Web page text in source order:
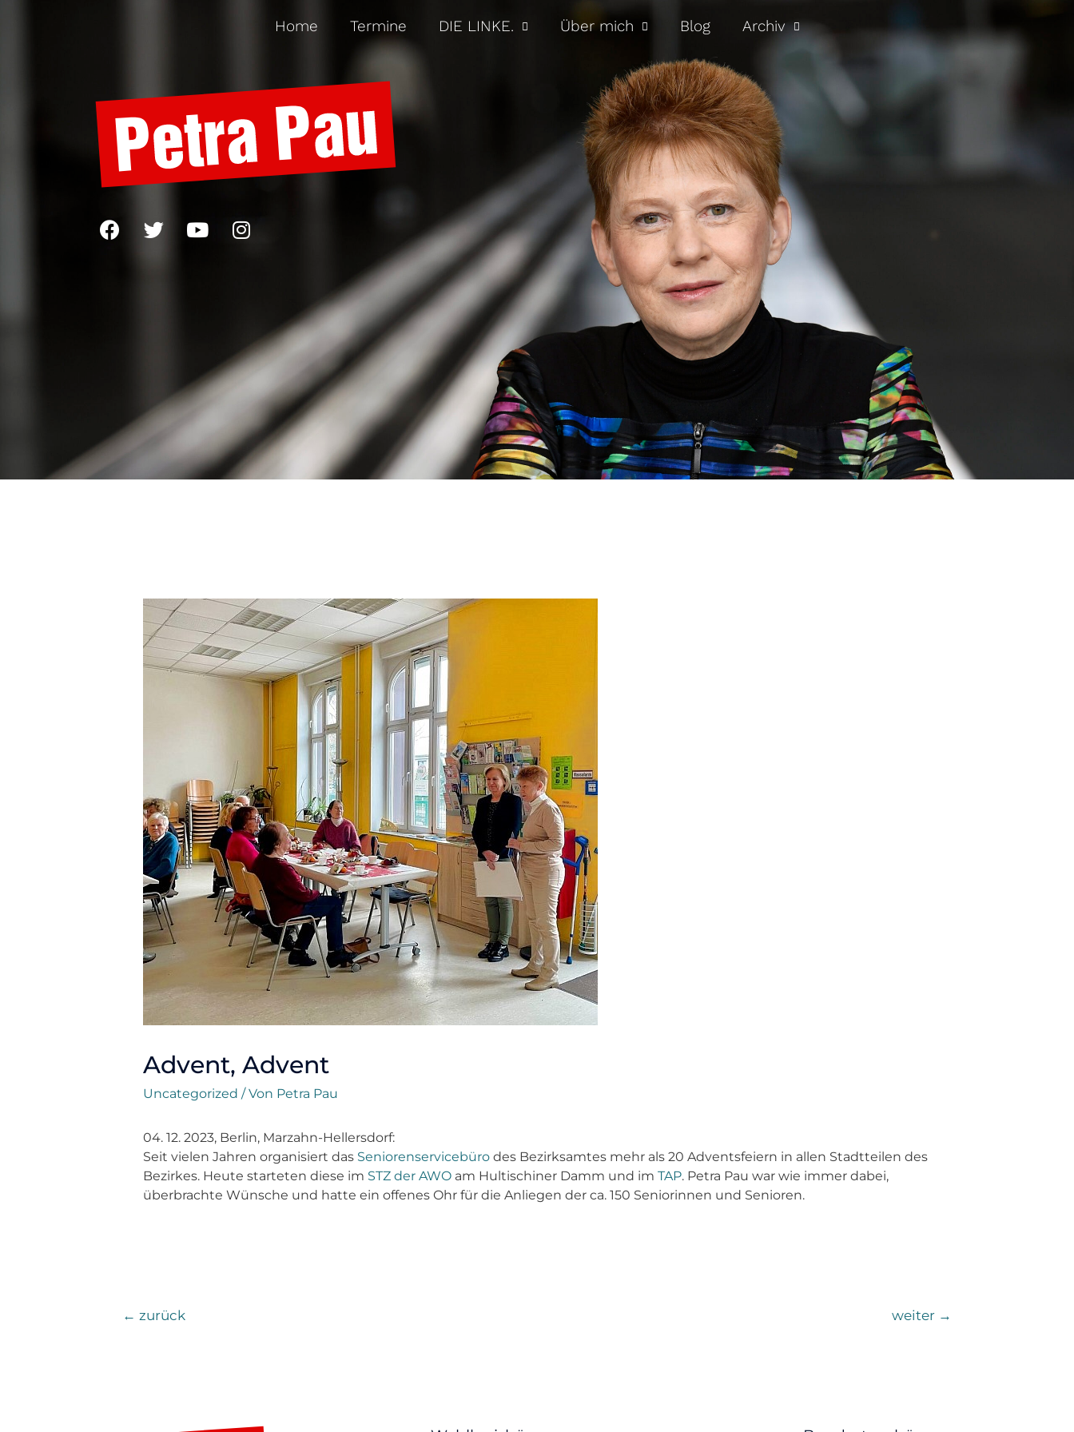
Home Termine DIE LINKE. Über mich Blog Archiv
Advent, Advent
Uncategorized / Von Petra Pau
04. 12. 2023, Berlin, Marzahn-Hellersdorf:
Seit vielen Jahren organisiert das Seniorenservicebürodes Bezirksamtes mehr als 20 Adventsfeiern in allen Stadtteilen des
Bezirkes. Heute starteten diese im STZ der AWOam Hultischiner Damm und im TAP. Petra Pau war wie immer dabei,
überbrachte Wünsche und hatte ein offenes Ohr für die Anliegen der ca. 150 Seniorinnen und Senioren.
← zurück weiter →